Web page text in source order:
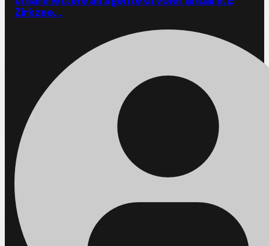
Zirkzee...